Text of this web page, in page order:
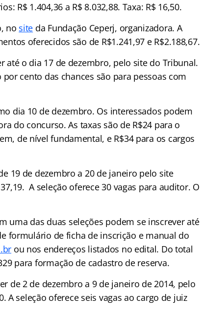
R$ 1.404,36 a R$ 8.032,88. Taxa: R$ 16,50.
no site da Fundação Ceperj, organizadora. A
oferecidos são de R$1.241,97 e R$2.188,67.
até o dia 17 de dezembro, pelo site do Tribunal.
cento das chances são para pessoas com
dia 10 de dezembro. Os interessados podem
do concurso. As taxas são de R$24 para o
de nível fundamental, e R$34 para os cargos
19 de dezembro a 20 de janeiro pelo site
A seleção oferece 30 vagas para auditor. O
uma das duas seleções podem se inscrever até
formulário de ficha de inscrição e manual do
ou nos endereços listados no edital. Do total
para formação de cadastro de reserva.
de 2 de dezembro a 9 de janeiro de 2014, pelo
A seleção oferece seis vagas ao cargo de juiz